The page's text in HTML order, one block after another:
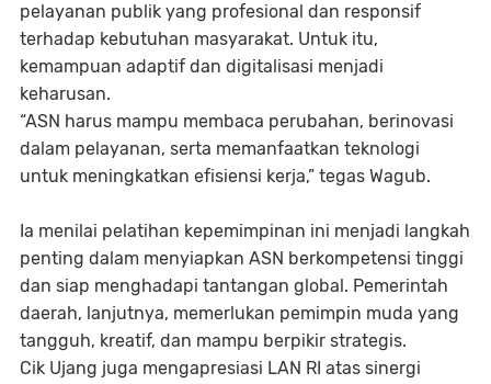
pelayanan publik yang profesional dan responsif
terhadap kebutuhan masyarakat. Untuk itu,
kemampuan adaptif dan digitalisasi menjadi
keharusan.
“ASN harus mampu membaca perubahan, berinovasi
dalam pelayanan, serta memanfaatkan teknologi
untuk meningkatkan efisiensi kerja,” tegas Wagub.
Ia menilai pelatihan kepemimpinan ini menjadi langkah
penting dalam menyiapkan ASN berkompetensi tinggi
dan siap menghadapi tantangan global. Pemerintah
daerah, lanjutnya, memerlukan pemimpin muda yang
tangguh, kreatif, dan mampu berpikir strategis.
Cik Ujang juga mengapresiasi LAN RI atas sinergi